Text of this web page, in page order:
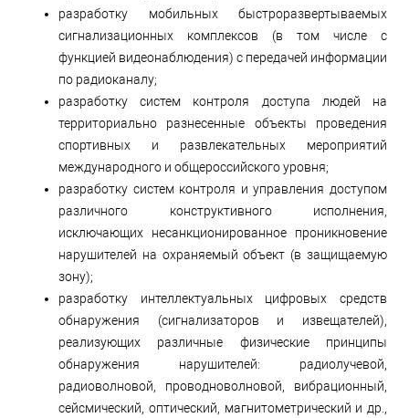
разработку мобильных быстроразвертываемых
сигнализационных комплексов (в том числе с
функцией видеонаблюдения) с передачей информации
по радиоканалу;
разработку систем контроля доступа людей на
территориально разнесенные объекты проведения
спортивных и развлекательных мероприятий
международного и общероссийского уровня;
разработку систем контроля и управления доступом
различного конструктивного исполнения,
исключающих несанкционированное проникновение
нарушителей на охраняемый объект (в защищаемую
зону);
разработку интеллектуальных цифровых средств
обнаружения (сигнализаторов и извещателей),
реализующих различные физические принципы
обнаружения нарушителей: радиолучевой,
радиоволновой, проводноволновой, вибрационный,
сейсмический, оптический, магнитометрический и др.,